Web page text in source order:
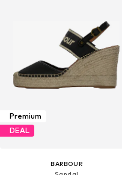
Premium
DEAL
BARBOUR